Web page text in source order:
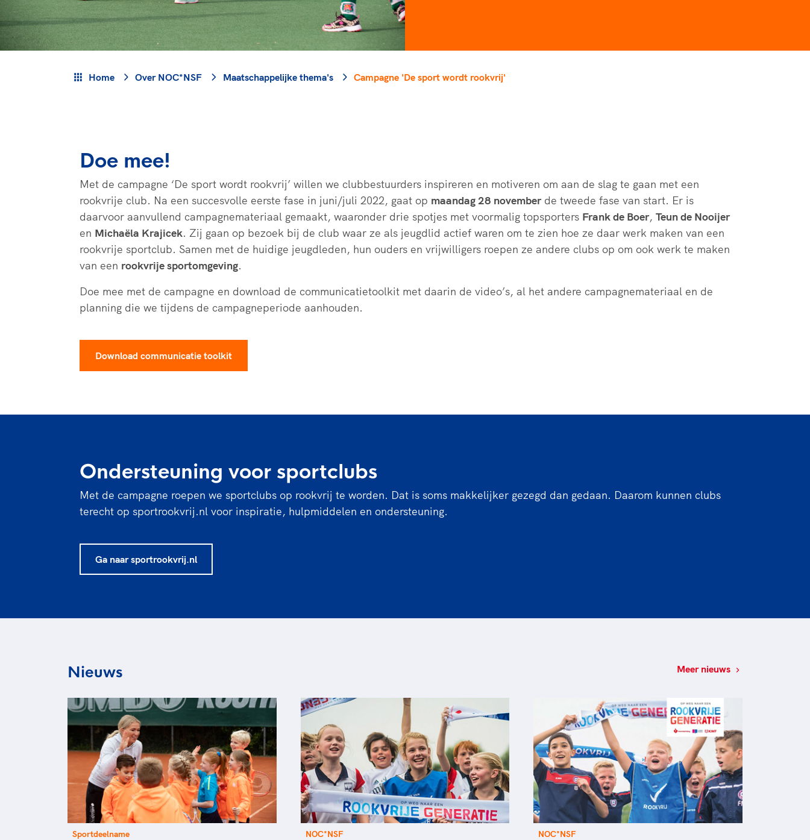
positionering van sport
Sportonderzoek
Sportakkoord II
Lees verder
Diversiteit en inclusie
Gezonde sportomgeving
Bekwaam sportkader
Home Over NOC*NSF Maatschappelijke thema's Campagne 'De sport wordt rookvrij'
Doe mee!
Met de campagne ‘De sport wordt rookvrij’ willen we clubbestuurders inspireren en motiveren om aan de slag te gaan met een
rookvrije club. Na een succesvolle eerste fase in juni/juli 2022, gaat op maandag 28 novemberde tweede fase van start. Er is
daarvoor aanvullend campagnemateriaal gemaakt, waaronder drie spotjes met voormalig topsporters Frank de Boer, Teun de Nooijer
en Michaëla Krajicek. Zij gaan op bezoek bij de club waar ze als jeugdlid actief waren om te zien hoe ze daar werk maken van een
rookvrije sportclub. Samen met de huidige jeugdleden, hun ouders en vrijwilligers roepen ze andere clubs op om ook werk te maken
van een rookvrije sportomgeving.
Doe mee met de campagne en download de communicatietoolkit met daarin de video’s, al het andere campagnemateriaal en de
planning die we tijdens de campagneperiode aanhouden.
Download communicatie toolkit
Ondersteuning voor sportclubs
Met de campagne roepen we sportclubs op rookvrij te worden. Dat is soms makkelijker gezegd dan gedaan. Daarom kunnen clubs
terecht op sportrookvrij.nl voor inspiratie, hulpmiddelen en ondersteuning.
Ga naar sportrookvrij.nl
Nieuws Meer nieuws
Sportdeelname NOC*NSF NOC*NSF